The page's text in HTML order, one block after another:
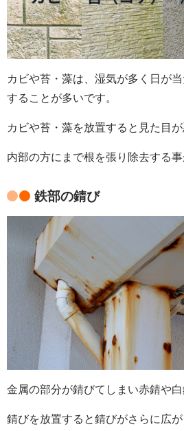
カビや苔・藻は、湿気が多く日が
することが多いです。
カビや苔・藻を放置すると見た目が
内部の方にまで根を張り除去する事
鉄部の錆び
金属の部分が錆びてしまい赤錆や白
錆びを放置すると錆びがさらに広が